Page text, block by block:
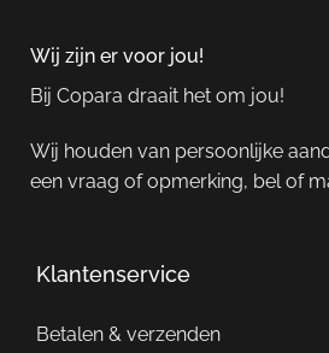
Wij zijn er voor jou!
Bij Copara draait het om jou!
Wij houden van persoonlijke
een vraag of opmerking, bel of
Klantenservice
Betalen & verzenden